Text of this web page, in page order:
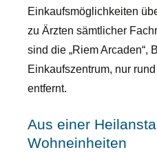
Einkaufsmöglichkeiten
zu Ärzten sämtlicher
sind die „Riem Arcaden“,
Einkaufszentrum, nur
entfernt.
Aus einer
Wohneinheiten